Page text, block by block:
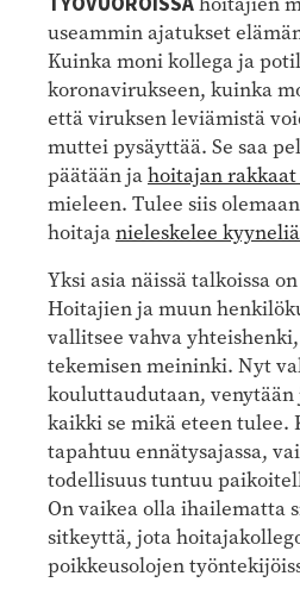
useammin ajatukset
Kuinka moni kollega ja
koronavirukseen, kuinka
että viruksen leviämistä
muttei pysäyttää. Se saa
päätään jahoitajan
mieleen. Tulee siis
hoitajanieleskelee
Yksi asia näissä talkoissa
Hoitajien ja muun
vallitsee vahva yhteishenki,
tekemisen meininki. Nyt
kouluttaudutaan, venytään
kaikki se mikä eteen tulee.
tapahtuu ennätysajassa,
todellisuus tuntuu
On vaikea olla ihailematta
sitkeyttä, jota
poikkeusolojen